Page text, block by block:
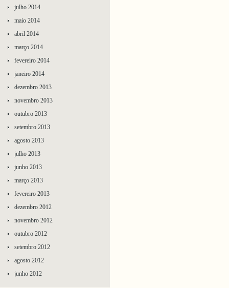
julho 2014
maio 2014
abril 2014
março 2014
fevereiro 2014
janeiro 2014
dezembro 2013
novembro 2013
outubro 2013
setembro 2013
agosto 2013
julho 2013
junho 2013
março 2013
fevereiro 2013
dezembro 2012
novembro 2012
outubro 2012
setembro 2012
agosto 2012
junho 2012